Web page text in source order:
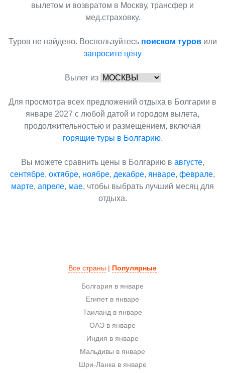
вылетом и возвратом в Москву, трансфер и
мед.страховку.
Туров не найдено. Воспользуйтесь поиском туровили
запросите цену
Вылет из
Для просмотра всех предложений отдыха в Болгарии в
январе 2027 с любой датой и городом вылета,
продолжительностью и размещением, включая
горящие туры в Болгарию.
Вы можете сравнить цены в Болгарию в августе,
сентябре, октябре, ноябре, декабре, январе, феврале,
марте, апреле, мае, чтобы выбрать лучший месяц для
отдыха.
Все страны | Популярные
Болгария в январе
Египет в январе
Таиланд в январе
ОАЭ в январе
Индия в январе
Мальдивы в январе
Шри-Ланка в январе